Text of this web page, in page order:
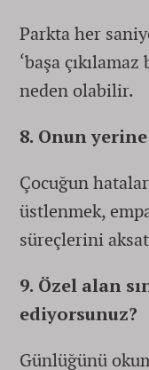
Parkta her
‘başa
neden olabilir.
8. Onun
Çocuğun
üstlenmek,
süreçlerini
9. Özel alan
ediyorsunuz?
Günlüğünü